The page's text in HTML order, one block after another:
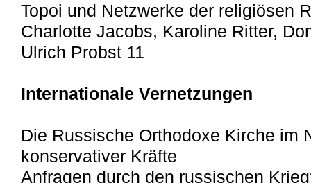
Topoi und Netzwerke der religiösen
Charlotte Jacobs, Karoline Ritter,
Ulrich Probst 11
Internationale Vernetzungen
Die Russische Orthodoxe Kirche im
konservativer Kräfte
Anfragen durch den russischen